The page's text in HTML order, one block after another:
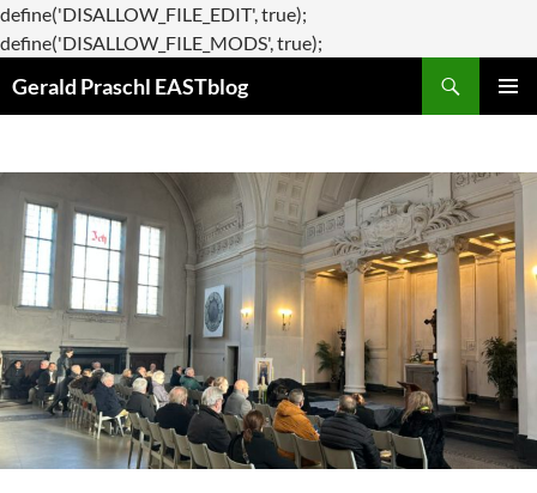
define('DISALLOW_FILE_EDIT', true);
define('DISALLOW_FILE_MODS', true);
Gerald Praschl EASTblog